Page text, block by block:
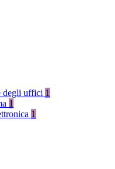
degli uffici 1
1
1